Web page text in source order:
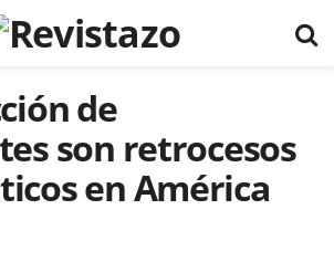
de
son retrocesos
en América